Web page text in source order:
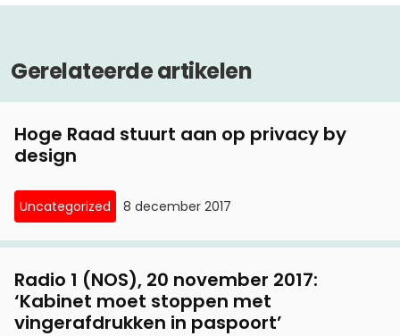
Gerelateerde artikelen
Hoge Raad stuurt aan op privacy by
design
Uncategorized 8 december 2017
Radio 1 (NOS), 20 november 2017:
‘Kabinet moet stoppen met
vingerafdrukken in paspoort’